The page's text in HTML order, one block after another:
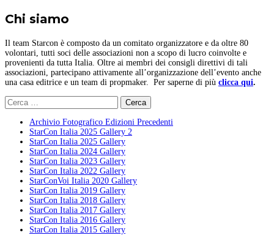
Chi siamo
Il team Starcon è composto da un comitato organizzatore e da oltre 80
volontari, tutti soci delle associazioni non a scopo di lucro coinvolte e
provenienti da tutta Italia. Oltre ai membri dei consigli direttivi di tali
associazioni, partecipano attivamente all’organizzazione dell’evento anche
una casa editrice e un team di propmaker. Per saperne di più clicca qui.
Ricerca
per:
Archivio Fotografico Edizioni Precedenti
StarCon Italia 2025 Gallery 2
StarCon Italia 2025 Gallery
StarCon Italia 2024 Gallery
StarCon Italia 2023 Gallery
StarCon Italia 2022 Gallery
StarConVoi Italia 2020 Gallery
StarCon Italia 2019 Gallery
StarCon Italia 2018 Gallery
StarCon Italia 2017 Gallery
StarCon Italia 2016 Gallery
StarCon Italia 2015 Gallery